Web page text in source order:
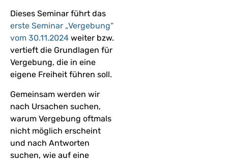
Dieses Seminar führt das
erste Seminar „Vergebung“
vom 30.11.2024 weiter bzw.
vertieft die Grundlagen für
Vergebung, die in eine
eigene Freiheit führen soll.
Gemeinsam werden wir
nach Ursachen suchen,
warum Vergebung oftmals
nicht möglich erscheint
und nach Antworten
suchen, wie auf eine